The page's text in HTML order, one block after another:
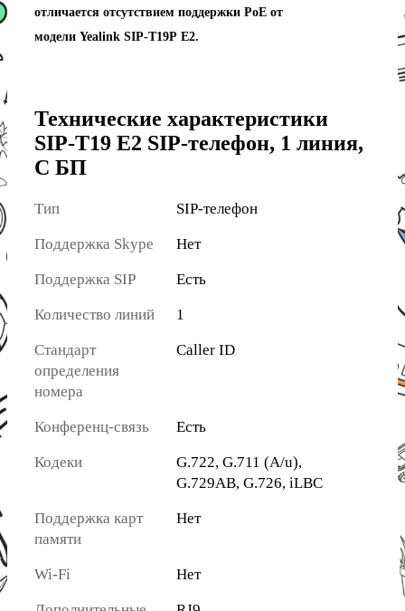
отличается отсутствием поддержки PoE от
модели Yealink SIP-T19Р E2.
Технические характеристики
SIP-T19 Е2 SIP-телефон, 1 линия,
С БП
Тип SIP-телефон
Поддержка Skype Нет
Поддержка SIP Есть
Количество линий 1
Стандарт
определения
номера
Caller ID
Конференц-связь Есть
Кодеки
G.722, G.711 (A/u),
G.729AB, G.726, iLBC
Поддержка карт
памяти
Нет
Wi-Fi Нет